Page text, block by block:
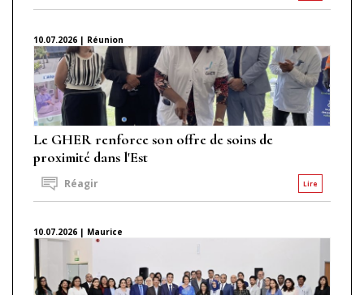
10.07.2026 | Réunion
Le GHER renforce son offre de soins de
proximité dans l'Est
Lire
Réagir
10.07.2026 | Maurice